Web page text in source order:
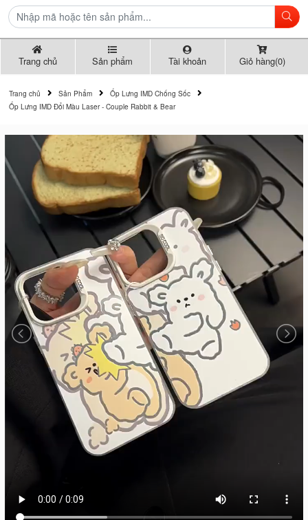
Trang chủ Sản phẩm Tài khoản Giỏ hàng(0)
Trang chủ Sản Phẩm
Ốp Lưng IMD Chống Sốc
Ốp Lưng IMD Đổi Màu Laser - Couple Rabbit & Bear